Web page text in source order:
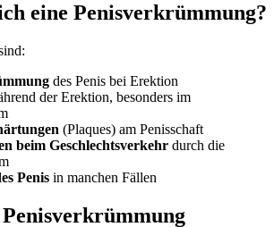
eine Penisverkrümmung?
des Penis bei Erektion
der Erektion, besonders im
(Plaques) am Penisschaft
beim Geschlechtsverkehr durch die
Penis in manchen Fällen